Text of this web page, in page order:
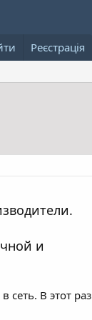
Реєстрація
и
сеть. В этот раз